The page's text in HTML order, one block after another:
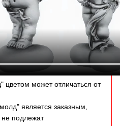
цветом может отличаться от
является заказным,
не подлежат